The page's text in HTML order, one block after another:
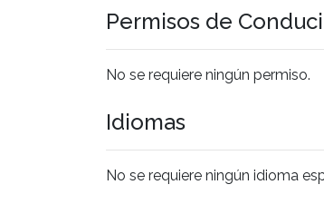
Permisos de
No se requiere ningún permiso.
Idiomas
No se requiere ningún idioma